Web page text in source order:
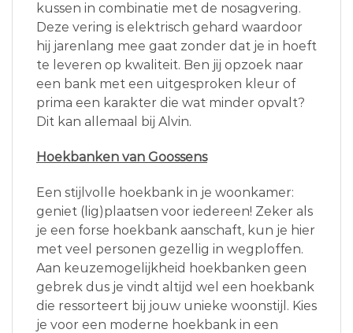
kussen in combinatie met de nosagvering.
Deze vering is elektrisch gehard waardoor
hij jarenlang mee gaat zonder dat je in hoeft
te leveren op kwaliteit. Ben jij opzoek naar
een bank met een uitgesproken kleur of
prima een karakter die wat minder opvalt?
Dit kan allemaal bij Alvin.
Hoekbanken van Goossens
Een stijlvolle hoekbank in je woonkamer:
geniet (lig)plaatsen voor iedereen! Zeker als
je een forse hoekbank aanschaft, kun je hier
met veel personen gezellig in wegploffen.
Aan keuzemogelijkheid hoekbanken geen
gebrek dus je vindt altijd wel een hoekbank
die ressorteert bij jouw unieke woonstijl. Kies
je voor een moderne hoekbank in een